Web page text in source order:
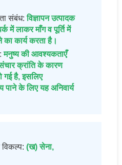
संबंध:विज्ञापन उत्पादक
में लाकर माँग व पूर्ति में
कार्य करता है।
मनुष्य की आवश्यकताएँ
क्रांति के कारण
गई है, इसलिए
पाने के लिए यह अनिवार्य
(ख) सेना,